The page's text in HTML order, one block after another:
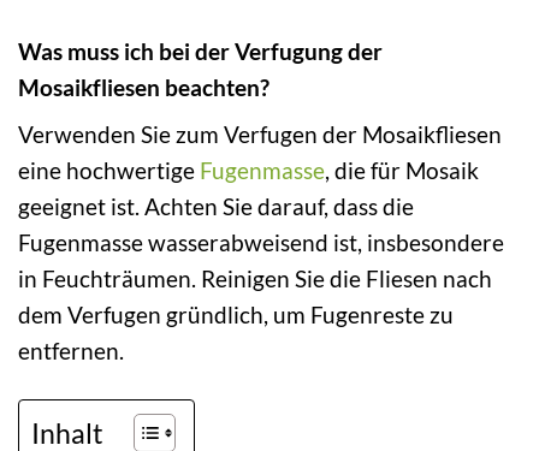
Was muss ich bei der Verfugung der
Mosaikfliesen beachten?
Verwenden Sie zum Verfugen der Mosaikfliesen
eine hochwertige Fugenmasse, die für Mosaik
geeignet ist. Achten Sie darauf, dass die
Fugenmasse wasserabweisend ist, insbesondere
in Feuchträumen. Reinigen Sie die Fliesen nach
dem Verfugen gründlich, um Fugenreste zu
entfernen.
Inhalt